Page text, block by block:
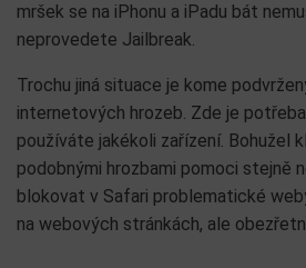
mršek se na iPhonu a iPadu bát
neprovedete Jailbreak.
Trochu jiná situace je kome
internetových hrozeb. Zde je
používáte jakékoli zařízení. Bohužel
podobnými hrozbami pomoci stejně
blokovat v Safari problematické
na webových stránkách, ale